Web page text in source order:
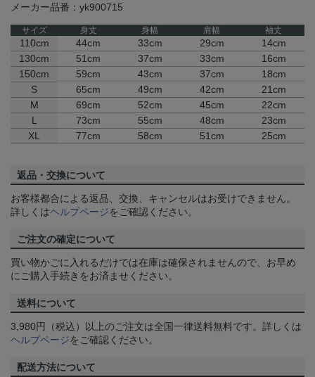
メーカー品番：yk900715
サイズ 身丈 身幅 肩幅 袖丈
110cm 44cm 33cm 29cm
14cm
130cm
51cm 37cm 33cm
16cm
150cm
59cm 43cm 37cm
18cm
S
65cm 49cm 42cm
21cm
M
69cm 52cm 45cm
22cm
L
73cm 55cm 48cm
23cm
XL
77cm 58cm 51cm 25cm
返品・交換について
お客様都合による返品、交換、キャンセルはお受けできません。
詳しくはヘルプページをご確認ください。
ご注文の確定について
買い物かごに入れるだけでは在庫は確保されませんので、お早め
にご購入手続きをお済ませください。
送料について
3,980円（税込）以上のご注文は全国一律送料無料です。詳しくは
ヘルプページをご確認ください。
配送方法について